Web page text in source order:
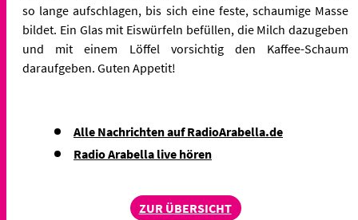
so lange aufschlagen, bis sich eine feste, schaumige Masse
bildet. Ein Glas mit Eiswürfeln befüllen, die Milch dazugeben
und mit einem Löffel vorsichtig den Kaffee-Schaum
daraufgeben. Guten Appetit!
Alle Nachrichten auf RadioArabella.de
Radio Arabella live hören
ZUR ÜBERSICHT